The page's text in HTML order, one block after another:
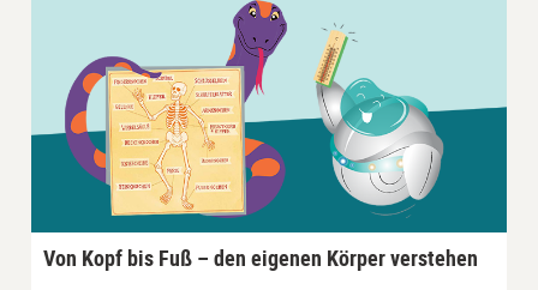
Von Kopf bis Fuß – den eigenen Körper verstehen